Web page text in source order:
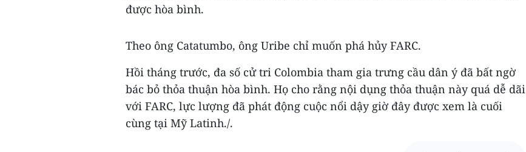
được hòa bình.
Theo ông Catatumbo, ông Uribe chỉ muốn phá hủy FARC.
Hồi tháng trước, đa số cử tri Colombia tham gia trưng cầu dân ý đã bất ngờ
bác bỏ thỏa thuận hòa bình. Họ cho rằng nội dụng thỏa thuận này quá dễ dãi
với FARC, lực lượng đã phát động cuộc nổi dậy giờ đây được xem là cuối
cùng tại Mỹ Latinh./.